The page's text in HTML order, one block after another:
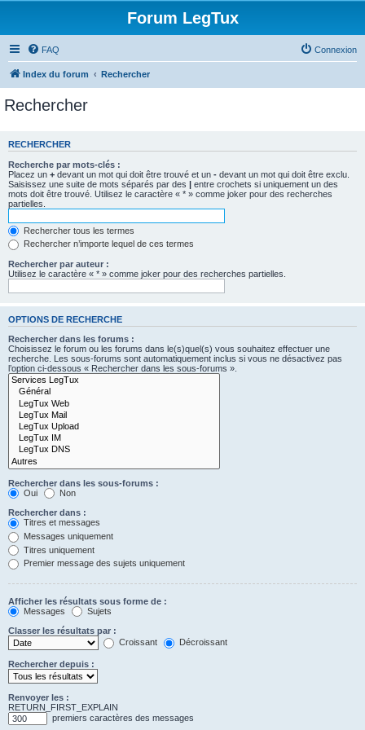
Forum LegTux
FAQ Connexion
Index du forum Rechercher
Rechercher
RECHERCHER
Recherche par mots-clés :
Placez un + devant un mot qui doit être trouvé et un - devant un mot qui doit être exclu.
Saisissez une suite de mots séparés par des | entre crochets si uniquement un des
mots doit être trouvé. Utilisez le caractère « * » comme joker pour des recherches
partielles.
Rechercher tous les termes
Rechercher n’importe lequel de ces termes
Rechercher par auteur :
Utilisez le caractère « * » comme joker pour des recherches partielles.
OPTIONS DE RECHERCHE
Rechercher dans les forums :
Choisissez le forum ou les forums dans le(s)quel(s) vous souhaitez effectuer une
recherche. Les sous-forums sont automatiquement inclus si vous ne désactivez pas
l’option ci-dessous « Rechercher dans les sous-forums ».
Rechercher dans les sous-forums :
Oui
Non
Rechercher dans :
Titres et messages
Messages uniquement
Titres uniquement
Premier message des sujets uniquement
Afficher les résultats sous forme de :
Messages
Sujets
Classer les résultats par :
Croissant
Décroissant
Rechercher depuis :
Renvoyer les :
RETURN_FIRST_EXPLAIN
premiers caractères des messages